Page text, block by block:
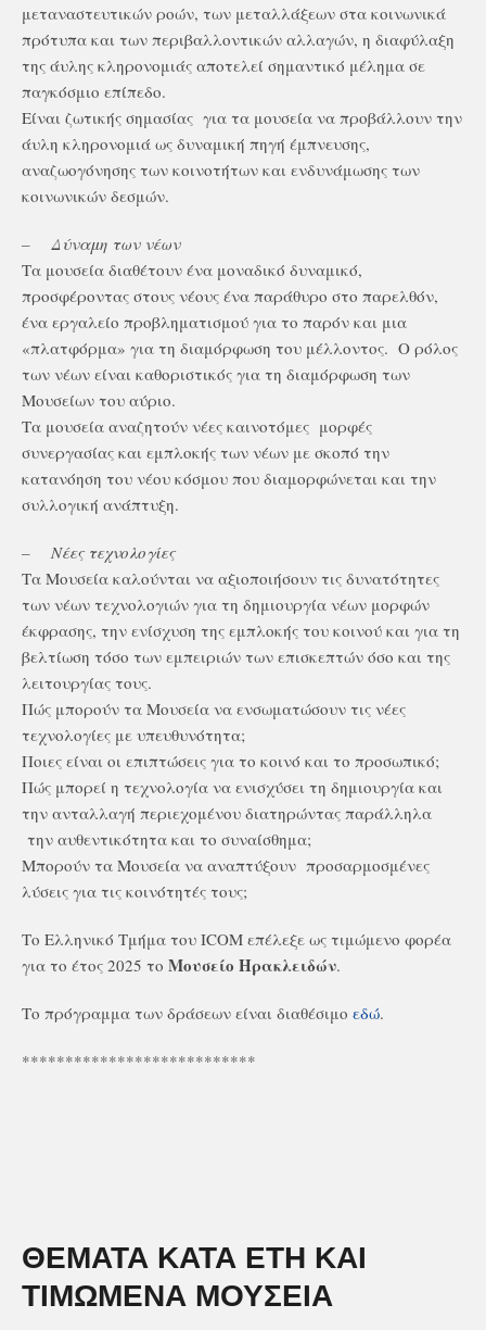
μεταναστευτικών ροών, των μεταλλάξεων στα κοινωνικά
πρότυπα και των περιβαλλοντικών αλλαγών, η διαφύλαξη
της άυλης κληρονομιάς αποτελεί σημαντικό μέλημα σε
παγκόσμιο επίπεδο.
Είναι ζωτικής σημασίας για τα μουσεία να προβάλλουν την
άυλη κληρονομιά ως δυναμική πηγή έμπνευσης,
αναζωογόνησης των κοινοτήτων και ενδυνάμωσης των
κοινωνικών δεσμών.
–
Δύναμη των νέων
Τα μουσεία διαθέτουν ένα μοναδικό δυναμικό,
προσφέροντας στους νέους ένα παράθυρο στο παρελθόν,
ένα εργαλείο προβληματισμού για το παρόν και μια
«πλατφόρμα» για τη διαμόρφωση του μέλλοντος. Ο ρόλος
των νέων είναι καθοριστικός για τη διαμόρφωση των
Μουσείων του αύριο.
Τα μουσεία αναζητούν νέες καινοτόμες μορφές
συνεργασίας και εμπλοκής των νέων με σκοπό την
κατανόηση του νέου κόσμου που διαμορφώνεται και την
συλλογική ανάπτυξη.
–
Νέες τεχνολογίες
Τα Μουσεία καλούνται να αξιοποιήσουν τις δυνατότητες
των νέων τεχνολογιών για τη δημιουργία νέων μορφών
έκφρασης, την ενίσχυση της εμπλοκής του κοινού και για τη
βελτίωση τόσο των εμπειριών των επισκεπτών όσο και της
λειτουργίας τους.
Πώς μπορούν τα Μουσεία να ενσωματώσουν τις νέες
τεχνολογίες με υπευθυνότητα;
Ποιες είναι οι επιπτώσεις για το κοινό και το προσωπικό;
Πώς μπορεί η τεχνολογία να ενισχύσει τη δημιουργία και
την ανταλλαγή περιεχομένου διατηρώντας παράλληλα
την αυθεντικότητα και το συναίσθημα;
Μπορούν τα Μουσεία να αναπτύξουν προσαρμοσμένες
λύσεις για τις κοινότητές τους;
Το Ελληνικό Τμήμα του ICOM επέλεξε ως τιμώμενο φορέα
για το έτος 2025 το Μουσείο Ηρακλειδών.
Το πρόγραμμα των δράσεων είναι διαθέσιμο εδώ.
***************************
ΘΕΜΑΤΑ ΚΑΤΑ ΕΤΗ ΚΑΙ
ΤΙΜΩΜΕΝΑ ΜΟΥΣΕΙΑ